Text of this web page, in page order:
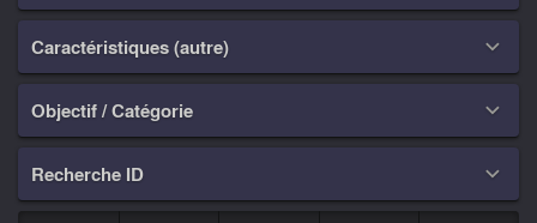
Caractéristiques (autre) 
Objectif / Catégorie 
Recherche ID 